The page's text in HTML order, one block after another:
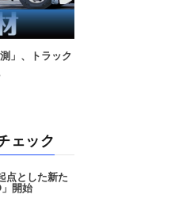
」、トラック
ェック
点とした新た
開始